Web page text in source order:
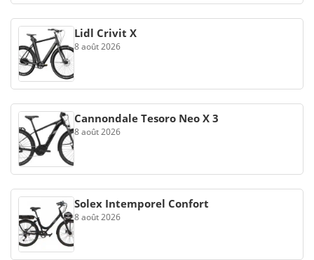
Lidl Crivit X
8 août 2026
Cannondale Tesoro Neo X 3
8 août 2026
Solex Intemporel Confort
8 août 2026